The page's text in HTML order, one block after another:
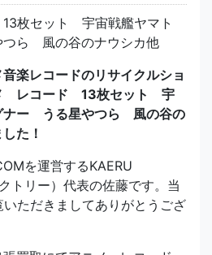
楽レコードのリサイクルショ
レコード 13枚セット 宇
ナー うる星やつら 風の谷の
た！
を運営するKAERU
トリー）代表の佐藤です。当
ただきましてありがとうござ